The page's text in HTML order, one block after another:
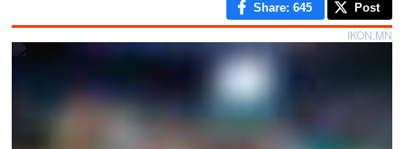
Share: 645 Post
IKON.MN